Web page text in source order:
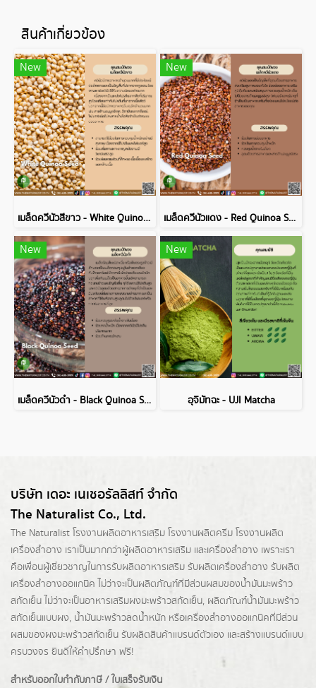
สินค้าเกี่ยวข้อง
New
เมล็ดควีนัวสีขาว - White Quinoa Seed
New
เมล็ดควีนัวแดง - Red Quinoa Seed
New
เมล็ดควีนัวดำ - Black Quinoa Seed
New
อุจิมัทฉะ - UJI Matcha
บริษัท เดอะ เนเชอรัลลิสท์ จำกัด
The Naturalist Co., Ltd.
The Naturalist โรงงานผลิตอาหารเสริม โรงงานผลิตครีม โรงงานผลิต
เครื่องสำอาง เราเป็นมากกว่าผู้ผลิตอาหารเสริม และเครื่องสำอาง เพราะเรา
คือเพื่อนผู้เชี่ยวชาญในการรับผลิตอาหารเสริม รับผลิตเครื่องสำอาง รับผลิต
เครื่องสำอางออแกนิค ไม่ว่าจะเป็นผลิตภัณฑ์ที่มีส่วนผสมของน้ำมันมะพร้าว
สกัดเย็น ไม่ว่าจะเป็นอาหารเสริมผงมะพร้าวสกัดเย็น, ผลิตภัณฑ์น้ำมันมะพร้าว
สกัดเย็นแบบผง, น้ำมันมะพร้าวลดน้ำหนัก หรือเครื่องสำอางออแกนิคที่มีส่วน
ผสมของผงมะพร้าวสกัดเย็น รับผลิตสินค้าแบรนด์ตัวเอง และสร้างแบรนด์แบบ
ครบวงจร ยินดีให้คำปรึกษา ฟรี!
สำหรับออกใบกำกับภาษี / ใบเสร็จรับเงิน